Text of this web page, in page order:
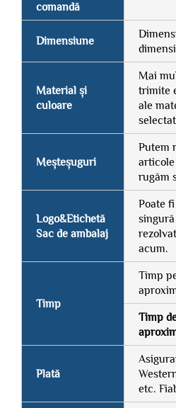
comandă
Dimensiune
Material și
culoare
Mai
trimite
ale
Meșteșuguri
Putem
rugăm
Logo&Etichetă
Sac de ambalaj
Poate
acum.
Timp
Timp
Timp
Plată
etc.